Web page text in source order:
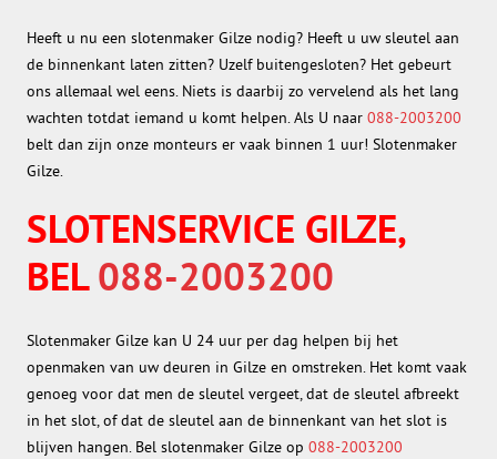
Heeft u nu een slotenmaker Gilze nodig? Heeft u uw sleutel aan
de binnenkant laten zitten? Uzelf buitengesloten? Het gebeurt
ons allemaal wel eens. Niets is daarbij zo vervelend als het lang
wachten totdat iemand u komt helpen. Als U naar 088-2003200
belt dan zijn onze monteurs er vaak binnen 1 uur! Slotenmaker
Gilze.
SLOTENSERVICE GILZE,
BEL088-2003200
Slotenmaker Gilze kan U 24 uur per dag helpen bij het
openmaken van uw deuren in Gilze en omstreken. Het komt vaak
genoeg voor dat men de sleutel vergeet, dat de sleutel afbreekt
in het slot, of dat de sleutel aan de binnenkant van het slot is
blijven hangen. Bel slotenmaker Gilze op 088-2003200